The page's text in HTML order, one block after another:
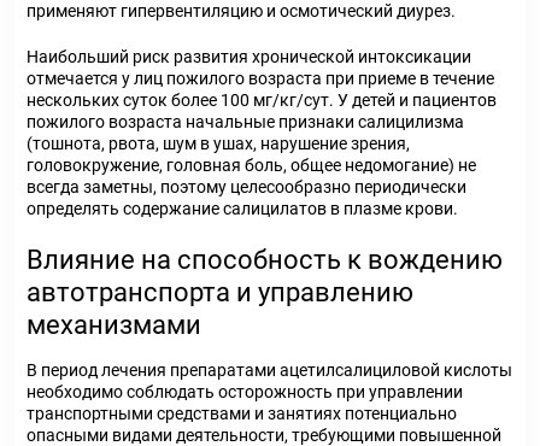
применяют гипервентиляцию и осмотический диурез.
Наибольший риск развития хронической интоксикации
отмечается у лиц пожилого возраста при приеме в течение
нескольких суток более 100 мг/кг/сут. У детей и пациентов
пожилого возраста начальные признаки салицилизма
(тошнота, рвота, шум в ушах, нарушение зрения,
головокружение, головная боль, общее недомогание) не
всегда заметны, поэтому целесообразно периодически
определять содержание салицилатов в плазме крови.
Влияние на способность к вождению
автотранспорта и управлению
механизмами
В период лечения препаратами ацетилсалициловой кислоты
необходимо соблюдать осторожность при управлении
транспортными средствами и занятиях потенциально
опасными видами деятельности, требующими повышенной